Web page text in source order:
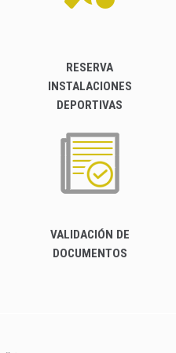
RESERVA
INSTALACIONES
DEPORTIVAS
VALIDACIÓN DE
DOCUMENTOS